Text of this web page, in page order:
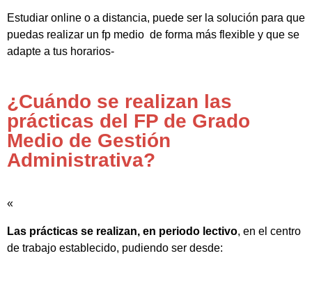
Estudiar online o a distancia, puede ser la solución para que
puedas realizar un fp medio de forma más flexible y que se
adapte a tus horarios-
¿Cuándo se realizan las
prácticas del FP de Grado
Medio de Gestión
Administrativa?
«
Las prácticas se realizan, en periodo lectivo, en el centro
de trabajo establecido, pudiendo ser desde: